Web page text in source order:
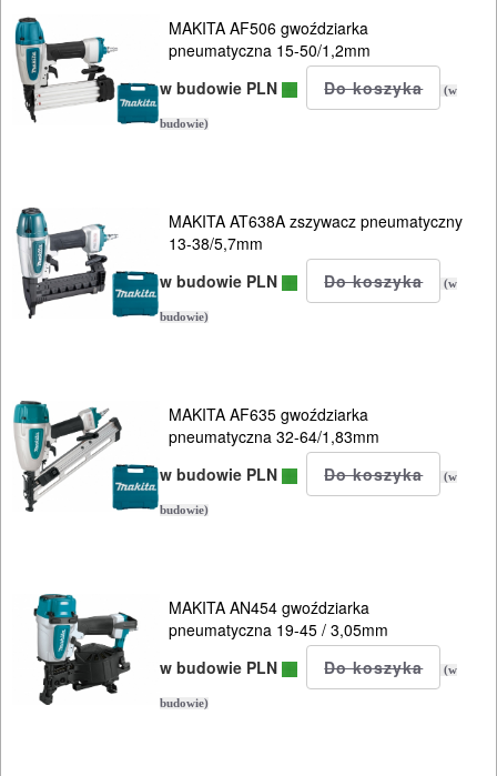
OBRÓBKA
DREWNA
OBRÓBKA
WARSZTATOWE
I
RĘCZNE
NARZĘDZIA
HYDRAULICZNE
NARZĘDZIA
INSTALACYJNE,
PNEUMATYCZNE
AKCESORIA
KOMPRESORY
NARZĘDZIA
MAKITA AF506 gwoździarka
pneumatyczna 15-50/1,2mm
w budowie PLN
(w
budowie)
MAKITA AT638A zszywacz pneumatyczny
13-38/5,7mm
w budowie PLN
(w
budowie)
MAKITA AF635 gwoździarka
pneumatyczna 32-64/1,83mm
w budowie PLN
(w
budowie)
MAKITA AN454 gwoździarka
pneumatyczna 19-45 / 3,05mm
w budowie PLN
(w
budowie)